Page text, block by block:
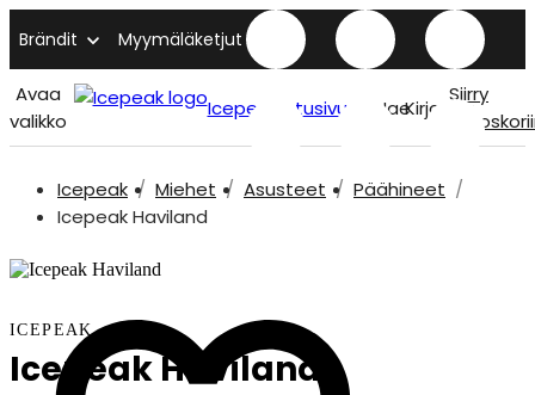
Brändit Myymäläketjut
Avaa
valikko
Icepeak etusivu HaeKirjaudu
Siirry
Icepeak Miehet Asusteet
Päähineet
Icepeak Haviland
ICEPEAK
Icepeak Haviland